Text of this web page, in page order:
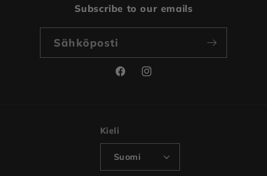
Subscribe to our emails
Sähköposti
FacebookInstagram
Kieli
Suomi